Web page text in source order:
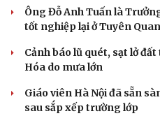
Ông Đỗ Anh Tuấn là
tốt nghiệp lại ở Tuyên
Cảnh báo lũ quét, sạt lở
Hóa do mưa lớn
Giáo viên Hà Nội đã sẵn
sau sắp xếp trường lớp